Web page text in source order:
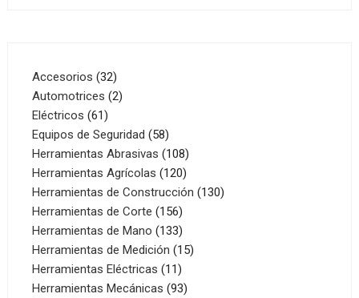
Accesorios 3232
productos
Automotrices 22
Eléctricos 6161
productos
Equipos de Seguridad 5858
productos
Herramientas Abrasivas 108108
productos
Herramientas Agrícolas 120120
productos
Herramientas de Construcción 130130
Herramientas de Corte 156156
productos
Herramientas de Mano 133133
productos
Herramientas de Medición 1515
Herramientas Eléctricas 1111
productos
Herramientas Mecánicas 9393